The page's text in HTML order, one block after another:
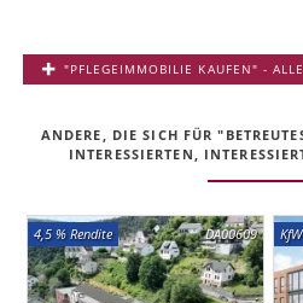
"PFLEGEIMMOBILIE KAUFEN" -
ANDERE, DIE SICH FÜR
INTERESSIERTEN,
DA00609
4,5 % Rendite